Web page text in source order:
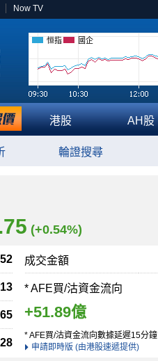
Now TV
恒指 國企
港股 AH股
輪證搜尋
(+0.54%)
成交金額
* AFE買/沽資金流向
+51.89億
* AFE買/沽資金流向數據延遲15分鐘
申請即時版 (由港股速遞提供)